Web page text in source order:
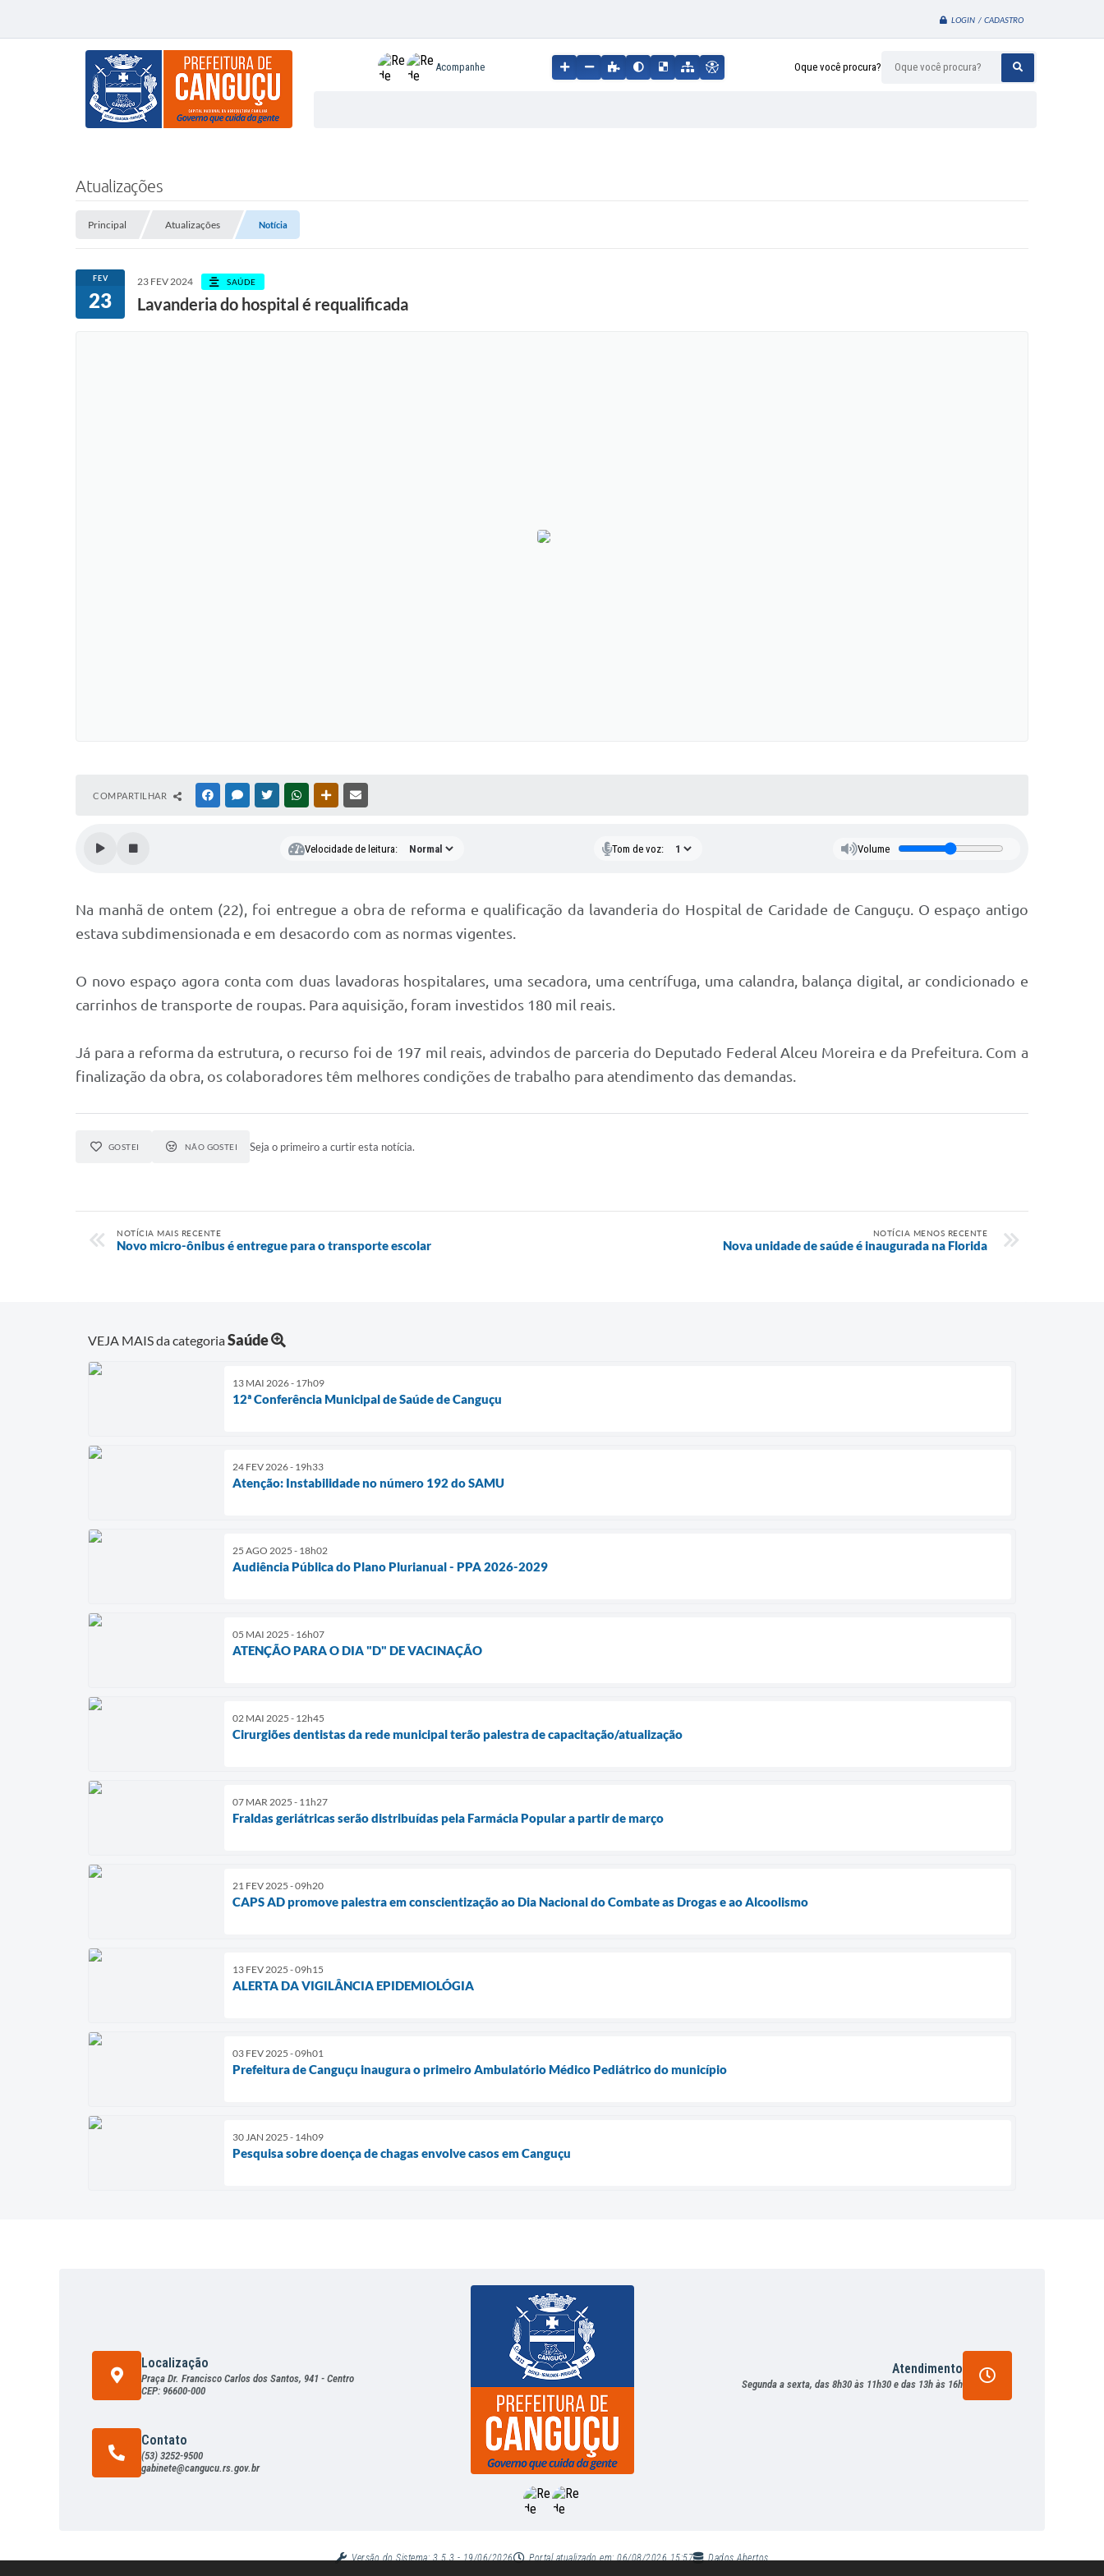
LOGIN / CADASTRO
Oque você procura?
Acompanhe
Atualizações
Principal Atualizações Notícia
FEV
23
23 FEV 2024 SAÚDE
Lavanderia do hospital é requalificada
COMPARTILHAR FACEBOOKMESSENGER
TWITTERWHATSAPPOUTRAS MÍDIAS
Velocidade de leitura: Tom de voz: Volume
Na manhã de ontem (22), foi entregue a obra de reforma e qualificação da lavanderia do Hospital de Caridade de Canguçu. O espaço antigo
estava subdimensionada e em desacordo com as normas vigentes.
O novo espaço agora conta com duas lavadoras hospitalares, uma secadora, uma centrífuga, uma calandra, balança digital, ar condicionado e
carrinhos de transporte de roupas. Para aquisição, foram investidos 180 mil reais.
Já para a reforma da estrutura, o recurso foi de 197 mil reais, advindos de parceria do Deputado Federal Alceu Moreira e da Prefeitura. Com a
finalização da obra, os colaboradores têm melhores condições de trabalho para atendimento das demandas.
GOSTEI NÃO GOSTEI Seja o primeiro a curtir esta notícia.
NOTÍCIA MAIS RECENTE
Novo micro-ônibus é entregue para o transporte escolar
NOTÍCIA MENOS RECENTE
Nova unidade de saúde é inaugurada na Florida
VEJA MAIS da categoriaSaúde
13 MAI 2026 - 17h09
12ª Conferência Municipal de Saúde de Canguçu
24 FEV 2026 - 19h33
Atenção: Instabilidade no número 192 do SAMU
25 AGO 2025 - 18h02
Audiência Pública do Plano Plurianual - PPA 2026-2029
05 MAI 2025 - 16h07
ATENÇÃO PARA O DIA "D" DE VACINAÇÃO
02 MAI 2025 - 12h45
Cirurgiões dentistas da rede municipal terão palestra de capacitação/atualização
07 MAR 2025 - 11h27
Fraldas geriátricas serão distribuídas pela Farmácia Popular a partir de março
21 FEV 2025 - 09h20
CAPS AD promove palestra em conscientização ao Dia Nacional do Combate as Drogas e ao Alcoolismo
13 FEV 2025 - 09h15
ALERTA DA VIGILÂNCIA EPIDEMIOLÓGIA
03 FEV 2025 - 09h01
Prefeitura de Canguçu inaugura o primeiro Ambulatório Médico Pediátrico do município
30 JAN 2025 - 14h09
Pesquisa sobre doença de chagas envolve casos em Canguçu
Localização
Praça Dr. Francisco Carlos dos Santos, 941 - Centro
CEP: 96600-000
Contato
(53) 3252-9500
gabinete@cangucu.rs.gov.br
Atendimento
Segunda a sexta, das 8h30 às 11h30 e das 13h às 16h
Versão do Sistema: 3.5.3 - 19/06/2026 Portal atualizado em:06/08/2026 15:57 Dados Abertos